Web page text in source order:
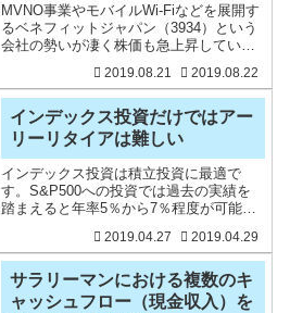
MVNO事業やモバイルWi-Fiなどを展開す
るベネフィットジャパン（3934）という
会社の勢いが凄く株価も急上昇している
んでみました。2016年3月に新規上場し
たばかりの若い会社ですね。通信事業
は、今後も
2019.08.21 2019.08.22
インデックス投資だけではアー
リーリタイアは難しい
インデックス投資は積立投資に最適で
す。S&P500への投資では過去の実績を
踏まえると年率5％から7％程度が可能な
去30年では年率10％にもなっています。
参考：私のインデックス言わずもがな過
去のリターンの話
2019.04.27 2019.04.29
サラリーマンにおける複数のキ
ャッシュフロー（現金収入）を